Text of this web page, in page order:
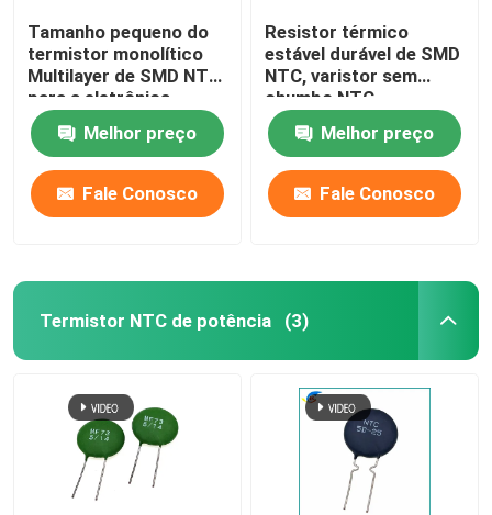
Tamanho pequeno do
termistor monolítico
Multilayer de SMD NTC
para a eletrônica
Melhor preço
Fale Conosco
Resistor térmico
estável durável de SMD
NTC, varistor sem
chumbo NTC
Melhor preço
Fale Conosco
Termistor NTC de potência (3)